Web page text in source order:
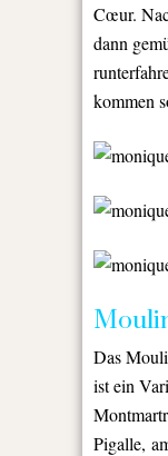
Cœur.
dann
kommen
Das
ist ein
Pigalle,